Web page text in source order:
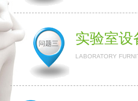
问题三 实验室设
LABORATORY